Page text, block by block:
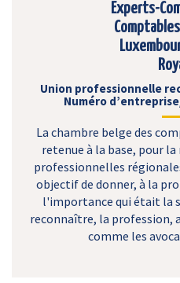
Experts-
Union professionnelle
Numéro
La chambre belge des
retenue à la base, pour
professionnelles
objectif de donner, à la
l'importance qui était la
reconnaître, la profession,
comme les